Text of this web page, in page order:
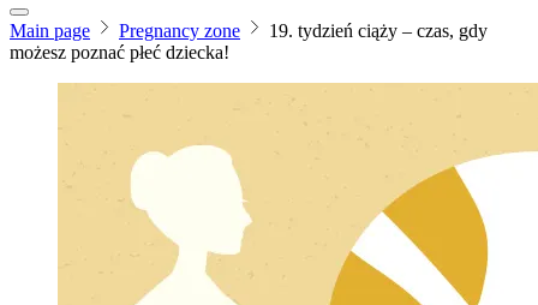
Main page Pregnancy zone
19. tydzień ciąży – czas, gdy
możesz poznać płeć dziecka!